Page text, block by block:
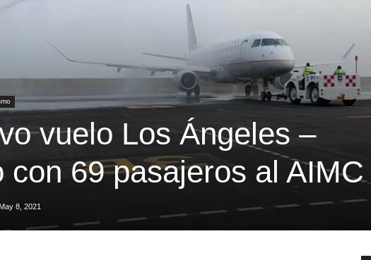
vuelo Los Ángeles –
con 69 pasajeros al AIMC
May 8, 2021